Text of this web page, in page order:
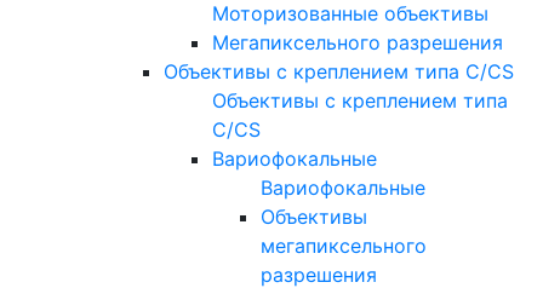
Моторизованные объективы
Мегапиксельного разрешения
Объективы с креплением типа C/CS
Объективы с креплением типа
C/CS
Вариофокальные
Вариофокальные
Объективы
мегапиксельного
разрешения